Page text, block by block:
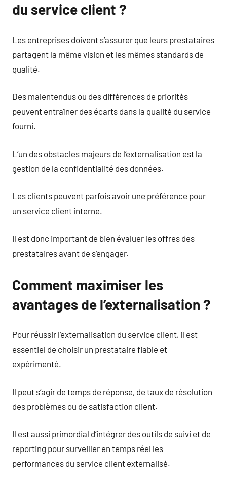
du service client ?
Les entreprises doivent s’assurer que leurs prestataires
partagent la même vision et les mêmes standards de
qualité.
Des malentendus ou des différences de priorités
peuvent entraîner des écarts dans la qualité du service
fourni.
L’un des obstacles majeurs de l’externalisation est la
gestion de la confidentialité des données.
Les clients peuvent parfois avoir une préférence pour
un service client interne.
Il est donc important de bien évaluer les offres des
prestataires avant de s’engager.
Comment maximiser les
avantages de l’externalisation ?
Pour réussir l’externalisation du service client, il est
essentiel de choisir un prestataire fiable et
expérimenté.
Il peut s’agir de temps de réponse, de taux de résolution
des problèmes ou de satisfaction client.
Il est aussi primordial d’intégrer des outils de suivi et de
reporting pour surveiller en temps réel les
performances du service client externalisé.